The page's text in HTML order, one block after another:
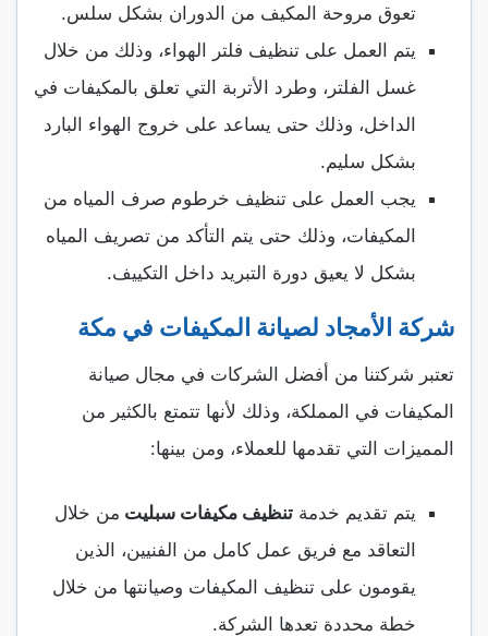
تعوق مروحة المكيف من الدوران بشكل سلس.
يتم العمل على تنظيف فلتر الهواء، وذلك من خلال
غسل الفلتر، وطرد الأتربة التي تعلق بالمكيفات في
الداخل، وذلك حتى يساعد على خروج الهواء البارد
بشكل سليم.
يجب العمل على تنظيف خرطوم صرف المياه من
المكيفات، وذلك حتى يتم التأكد من تصريف المياه
بشكل لا يعيق دورة التبريد داخل التكييف.
شركة الأمجاد لصيانة المكيفات في مكة
تعتبر شركتنا من أفضل الشركات في مجال صيانة
المكيفات في المملكة، وذلك لأنها تتمتع بالكثير من
المميزات التي تقدمها للعملاء، ومن بينها:
يتم تقديم خدمة تنظيف مكيفات سبليت من خلال
التعاقد مع فريق عمل كامل من الفنيين، الذين
يقومون على تنظيف المكيفات وصيانتها من خلال
خطة محددة تعدها الشركة.